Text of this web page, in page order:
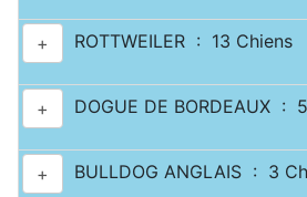
+ ROTTWEILER : 13 Chiens
+ DOGUE DE BORDEAUX :
+ BULLDOG ANGLAIS : 3